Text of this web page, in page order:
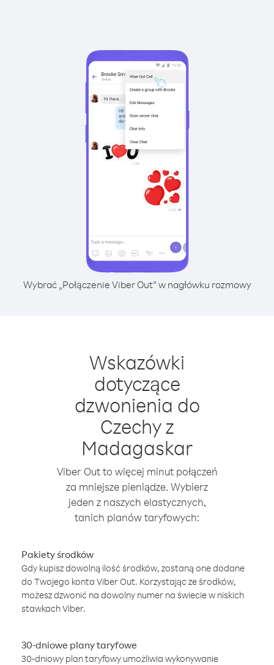
Wybrać „Połączenie Viber Out” w nagłówku rozmowy
Wskazówki
dotyczące
dzwonienia do
Czechy z
Madagaskar
Viber Out to więcej minut połączeń
za mniejsze pieniądze. Wybierz
jeden z naszych elastycznych,
tanich planów taryfowych:
Pakiety środków
Gdy kupisz dowolną ilość środków, zostaną one dodane
do Twojego konta Viber Out. Korzystając ze środków,
możesz dzwonić na dowolny numer na świecie w niskich
stawkach Viber.
30-dniowe plany taryfowe
30-dniowy plan taryfowy umożliwia wykonywanie